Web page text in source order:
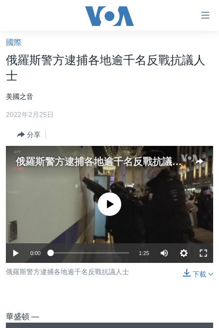
礙
鏈
接
跳
轉
內
美國大選2024
海外港人
新聞自由
經貿
視頻
美國專訊
新聞音頻
國際
俄羅斯警方逮捕各地逾千名反戰抗議人
士
美國之音
2022年2月25日
分享
俄羅斯警方逮捕各地逾千名反戰抗議人士
No media source currently available
0:00 1:25
下載
俄羅斯警方逮捕各地逾千名反戰抗議人士
華盛頓 —